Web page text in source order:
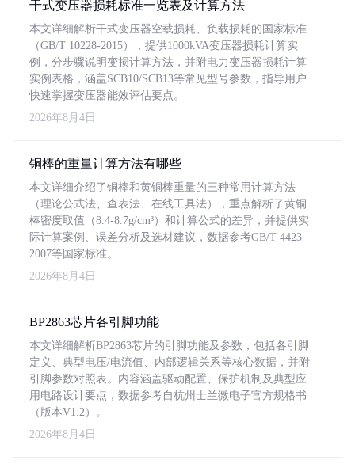
干式变压器损耗标准一览表及计算方法
本文详细解析干式变压器空载损耗、负载损耗的国家标准
（GB/T 10228-2015），提供1000kVA变压器损耗计算实
例，分步骤说明变损计算方法，并附电力变压器损耗计算
实例表格，涵盖SCB10/SCB13等常见型号参数，指导用户
快速掌握变压器能效评估要点。
2026年8月4日
铜棒的重量计算方法有哪些
本文详细介绍了铜棒和黄铜棒重量的三种常用计算方法
（理论公式法、查表法、在线工具法），重点解析了黄铜
棒密度取值（8.4-8.7g/cm³）和计算公式的差异，并提供实
际计算案例、误差分析及选材建议，数据参考GB/T 4423-
2007等国家标准。
2026年8月4日
BP2863芯片各引脚功能
本文详细解析BP2863芯片的引脚功能及参数，包括各引脚
定义、典型电压/电流值、内部逻辑关系等核心数据，并附
引脚参数对照表。内容涵盖驱动配置、保护机制及典型应
用电路设计要点，数据参考自杭州士兰微电子官方规格书
（版本V1.2）。
2026年8月4日